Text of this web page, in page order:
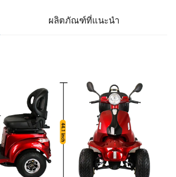
ผลิตภัณฑ์ที่แนะนำ